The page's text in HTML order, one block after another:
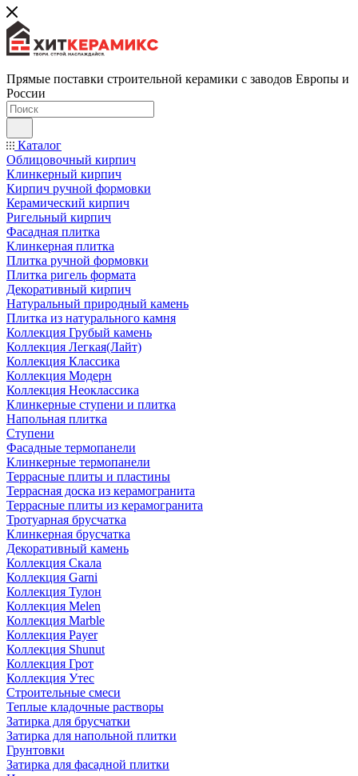
Прямые поставки строительной керамики с заводов Европы и
России
Каталог
Облицовочный кирпич
Клинкерный кирпич
Кирпич ручной формовки
Керамический кирпич
Ригельный кирпич
Фасадная плитка
Клинкерная плитка
Плитка ручной формовки
Плитка ригель формата
Декоративный кирпич
Натуральный природный камень
Плитка из натурального камня
Коллекция Грубый камень
Коллекция Легкая(Лайт)
Коллекция Классика
Коллекция Модерн
Коллекция Неоклассика
Клинкерные ступени и плитка
Напольная плитка
Ступени
Фасадные термопанели
Клинкерные термопанели
Террасные плиты и пластины
Террасная доска из керамогранита
Террасные плиты из керамогранита
Тротуарная брусчатка
Клинкерная брусчатка
Декоративный камень
Коллекция Скала
Коллекция Garni
Коллекция Тулон
Коллекция Melen
Коллекция Marble
Коллекция Payer
Коллекция Shunut
Коллекция Грот
Коллекция Утес
Строительные смеси
Теплые кладочные растворы
Затирка для брусчатки
Затирка для напольной плитки
Грунтовки
Затирка для фасадной плитки